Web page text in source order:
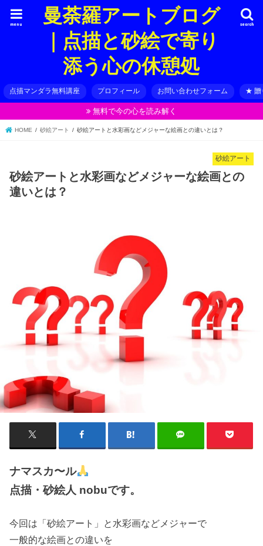
曼荼羅アートブログ
｜点描と砂絵で寄り
添う心の休憩処
search
menu
点描マンダラ無料講座 プロフィール お問い合わせフォーム ★ 贈
無料で今の心を読み解く
HOME 砂絵アート 砂絵アートと水彩画などメジャーな絵画との違いとは？
砂絵アート
砂絵アートと水彩画などメジャーな絵画との
違いとは？
ナマスカ〜ル
点描・砂絵人 nobuです。
今回は「砂絵アート」と水彩画などメジャーで
一般的な絵画との違いを